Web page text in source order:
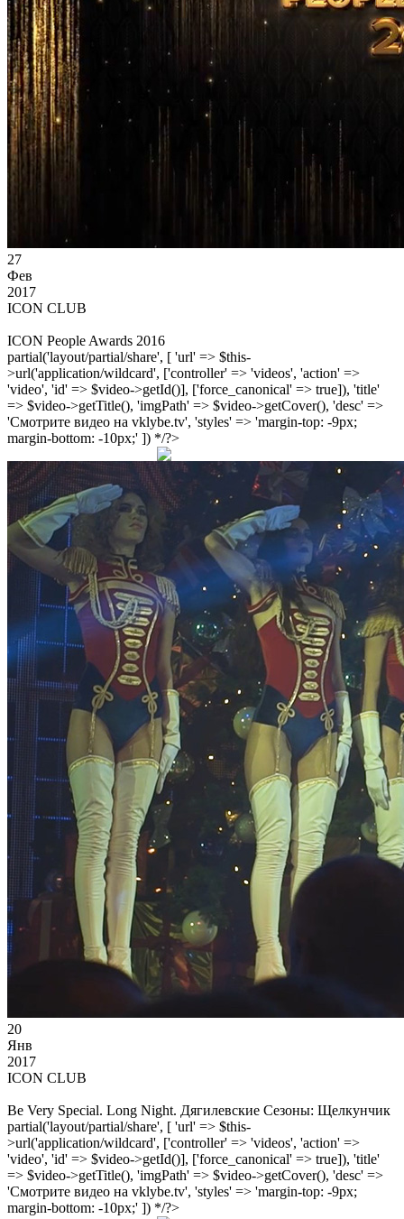
27
Фев
2017
ICON CLUB
ICON People Awards 2016
partial('layout/partial/share', [ 'url' => $this-
>url('application/wildcard', ['controller' => 'videos', 'action' =>
'video', 'id' => $video->getId()], ['force_canonical' => true]), 'title'
=> $video->getTitle(), 'imgPath' => $video->getCover(), 'desc' =>
'Смотрите видео на vklybe.tv', 'styles' => 'margin-top: -9px;
margin-bottom: -10px;' ]) */?>
20
Янв
2017
ICON CLUB
Be Very Special. Long Night. Дягилевские Сезоны: Щелкунчик
partial('layout/partial/share', [ 'url' => $this-
>url('application/wildcard', ['controller' => 'videos', 'action' =>
'video', 'id' => $video->getId()], ['force_canonical' => true]), 'title'
=> $video->getTitle(), 'imgPath' => $video->getCover(), 'desc' =>
'Смотрите видео на vklybe.tv', 'styles' => 'margin-top: -9px;
margin-bottom: -10px;' ]) */?>